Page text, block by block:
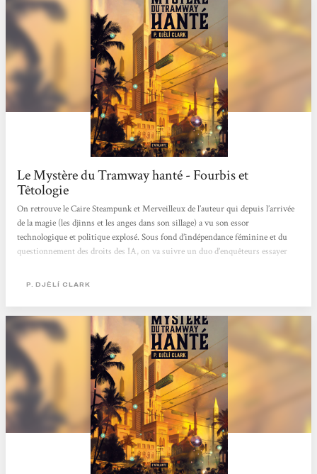
Le Mystère du Tramway hanté - Fourbis et
Têtologie
On retrouve le Caire Steampunk et Merveilleux de l’auteur qui depuis l’arrivée
de la magie (les djinns et les anges dans son sillage) a vu son essor
technologique et politique explosé. Sous fond d’indépendance féminine et du
questionnement des droits des IA, on va suivre un duo d’enquêteurs essayer
de Fatma el-Sha’arawi cette fois-ci (L’Étrange Affaire du djinn du Caire), mais
enthousiaste agent Onsi Youssef qui nous abreuvera...
P. DJÈLÍ CLARK